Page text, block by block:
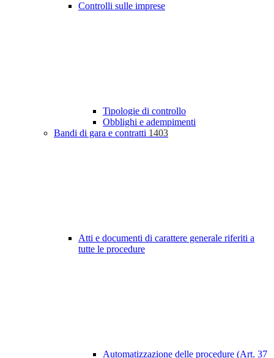
Controlli sulle imprese
Tipologie di controllo
Obblighi e adempimenti
Bandi di gara e contratti 1403
Atti e documenti di carattere generale riferiti a
tutte le procedure
Automatizzazione delle procedure (Art. 37